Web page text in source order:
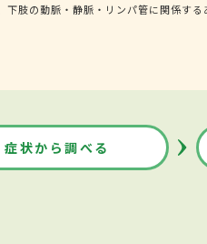
肢の動脈・静脈・リンパ管に関係す
症状から調べる